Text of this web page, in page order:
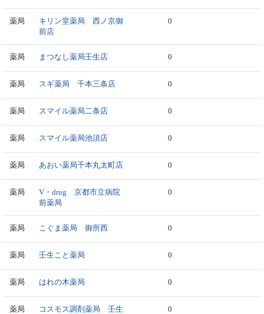
薬局
キリン堂薬局 西ノ京御
前店
0
薬局 まつなし薬局壬生店 0
薬局 スギ薬局 千本三条店 0
薬局 スマイル薬局二条店 0
薬局 スマイル薬局池須店 0
薬局 あおい薬局千本丸太町店 0
薬局
V・drug 京都市立病院
前薬局
0
薬局 こぐま薬局 御所西 0
薬局 壬生こと薬局 0
薬局 はれの木薬局 0
薬局
コスモス調剤薬局 壬生
0